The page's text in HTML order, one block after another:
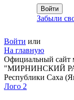
Забыли
Войти или
На главную
Официальный сайт
"МИРНИНСКИЙ
Республики Саха
Лого 2